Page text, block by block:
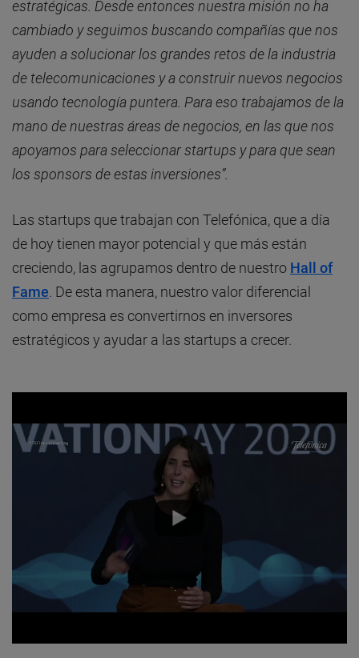
estratégicas. Desde entonces nuestra misión no ha
cambiado y seguimos buscando compañías que nos
ayuden a solucionar los grandes retos de la industria
de telecomunicaciones y a construir nuevos negocios
usando tecnología puntera. Para eso trabajamos de la
mano de nuestras áreas de negocios, en las que nos
apoyamos para seleccionar startups y para que sean
los sponsors de estas inversiones”.
Las startups que trabajan con Telefónica, que a día
de hoy tienen mayor potencial y que más están
creciendo, las agrupamos dentro de nuestro Hall of
Fame . De esta manera, nuestro valor diferencial
como empresa es convertirnos en inversores
estratégicos y ayudar a las startups a crecer.